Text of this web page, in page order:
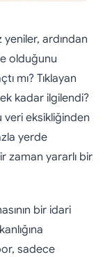
ardından
olduğunu
mı? Tıklayan
kadar ilgilendi?
eksikliğinden
yerde
zaman yararlı bir
bir idari
sadece